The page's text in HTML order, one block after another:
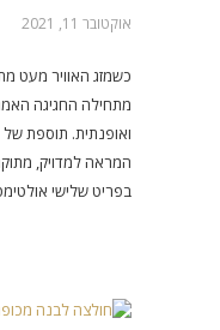
אוקטובר 11, 2021
כשמזג האוויר מעט
מתחילה החגיגה
ואופנתית. תוספת
המראה למדויק,
בפריט שלישי